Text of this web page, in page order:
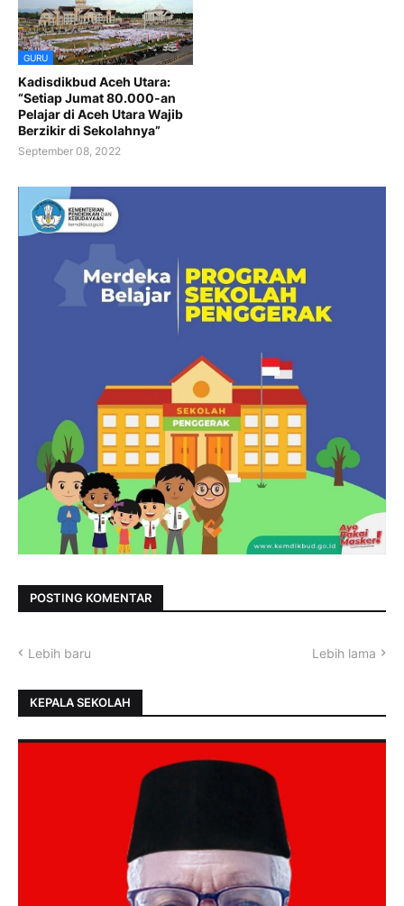
GURU
Kadisdikbud Aceh Utara:
“Setiap Jumat 80.000-an
Pelajar di Aceh Utara Wajib
Berzikir di Sekolahnya”
September 08, 2022
POSTING KOMENTAR
Lebih baru Lebih lama
KEPALA SEKOLAH